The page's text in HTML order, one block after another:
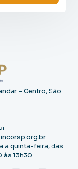
– Centro, São
a quinta-feira, das
às 13h30